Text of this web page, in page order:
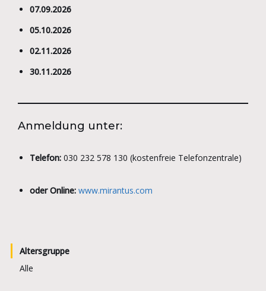
07.09.2026
05.10.2026
02.11.2026
30.11.2026
Anmeldung unter:
Telefon: 030 232 578 130 (kostenfreie Telefonzentrale)
oder Online: www.mirantus.com
Altersgruppe
Alle